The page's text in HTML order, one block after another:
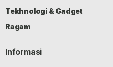
Tekhnologi & Gadget
Ragam
Informasi